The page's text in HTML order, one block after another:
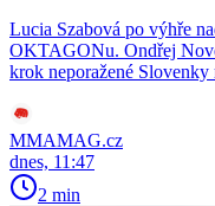
Lucia Szabová po výhře
OKTAGONu. Ondřej
krok neporažené
MMAMAG.cz
dnes, 11:47
2 min